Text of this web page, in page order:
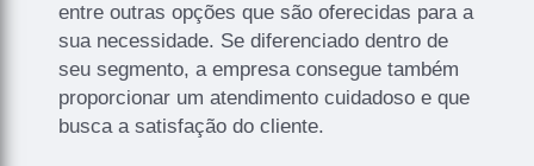
entre outras opções que são oferecidas para a
sua necessidade. Se diferenciado dentro de
seu segmento, a empresa consegue também
proporcionar um atendimento cuidadoso e que
busca a satisfação do cliente.